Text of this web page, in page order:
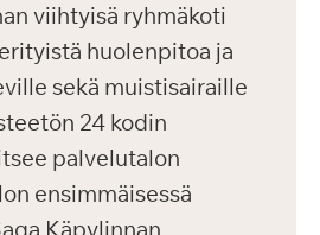
viihtyisä ryhmäkoti
huolenpitoa ja
sekä muistisairaille
24 kodin
palvelutalon
ensimmäisessä